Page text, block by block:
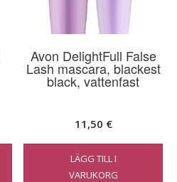
Avon DelightFull False
Lash mascara, blackest
black, vattenfast
11,50 €
LÄGG TILL I
VARUKORG